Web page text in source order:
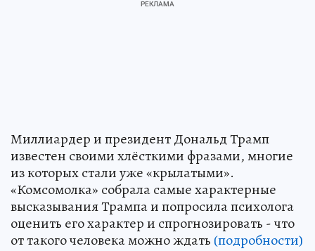
Миллиардер и президент Дональд Трамп
известен своими хлёсткими фразами, многие
из которых стали уже «крылатыми».
«Комсомолка» собрала самые характерные
высказывания Трампа и попросила психолога
оценить его характер и спрогнозировать - что
от такого человека можно ждать (подробности)